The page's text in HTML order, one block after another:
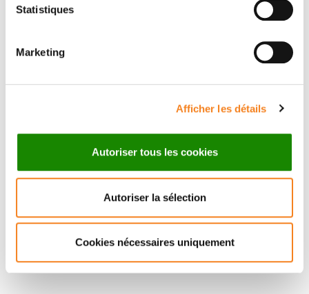
Statistiques
Marketing
Afficher les détails
Autoriser tous les cookies
Autoriser la sélection
Cookies nécessaires uniquement
POUPONNOT
CNRS